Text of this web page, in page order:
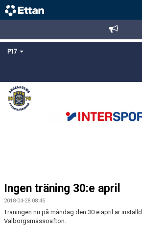
P17
HEM
NYHETER
DOKUMENT
KONTAKT
Ingen träning 30:e april
2018-04-28 08:45
Träningen nu på måndag den 30:e april är
Valborgsmässoafton.